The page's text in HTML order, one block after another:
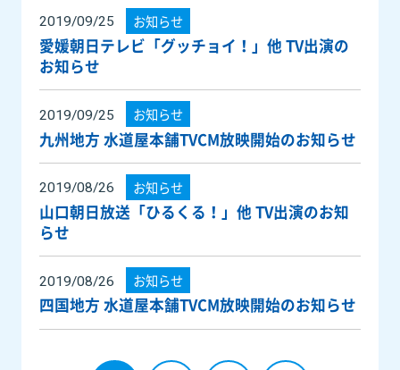
2019/09/25 お知らせ
愛媛朝日テレビ「グッチョイ！」他 TV出演の
お知らせ
2019/09/25 お知らせ
九州地方 水道屋本舗TVCM放映開始のお知らせ
2019/08/26 お知らせ
山口朝日放送「ひるくる！」他 TV出演のお知
らせ
2019/08/26 お知らせ
四国地方 水道屋本舗TVCM放映開始のお知らせ